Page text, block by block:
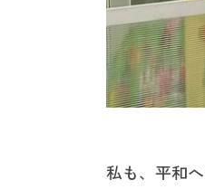
私も、平和